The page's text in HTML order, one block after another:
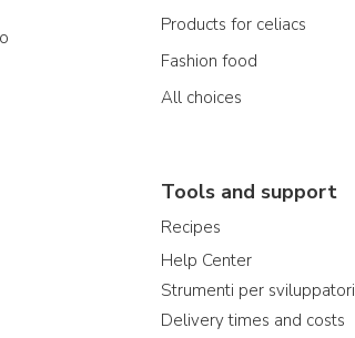
Products for celiacs
Fashion food
All choices
Tools and support
Recipes
Help Center
Strumenti per sviluppatori
Delivery times and costs